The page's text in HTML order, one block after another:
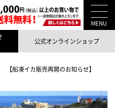
MENU
公式オンラインショップ
【船凍イカ販売再開のお知らせ】